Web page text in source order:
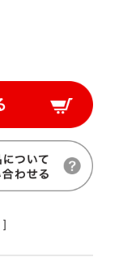
]